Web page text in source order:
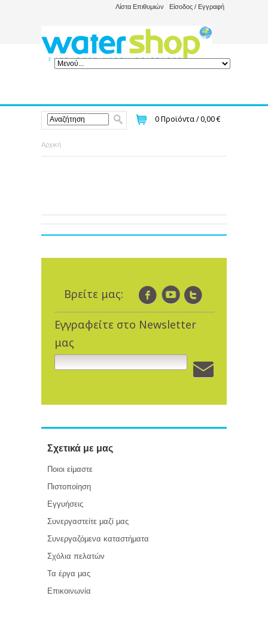
Λίστα Επιθυμιών Είσοδος / Εγγραφή
0Προϊόντα /0,00 €
Αρχική
Βρείτε μας:
Εγγραφείτε στο Newsletter
μας
Σχετικά με μας
Ποιοι είμαστε
Πιστοποίηση
Εγγυήσεις
Συνεργαστείτε μαζί μας
Συνεργαζόμενα καταστήματα
Σχόλια πελατών
Τα έργα μας
Επικοινωνία